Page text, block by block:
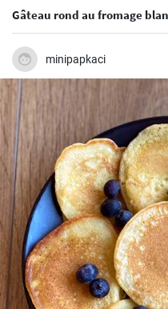
Gâteau rond au fromage
minipapkaci